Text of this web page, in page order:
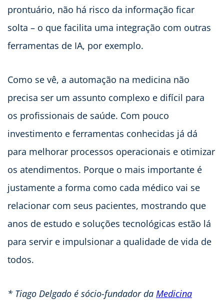
prontuário, não há risco da informação ficar
solta – o que facilita uma integração com outras
ferramentas de IA, por exemplo.
Como se vê, a automação na medicina não
precisa ser um assunto complexo e difícil para
os profissionais de saúde. Com pouco
investimento e ferramentas conhecidas já dá
para melhorar processos operacionais e otimizar
os atendimentos. Porque o mais importante é
justamente a forma como cada médico vai se
relacionar com seus pacientes, mostrando que
anos de estudo e soluções tecnológicas estão lá
para servir e impulsionar a qualidade de vida de
todos.
* Tiago Delgado é sócio-fundador da Medicina